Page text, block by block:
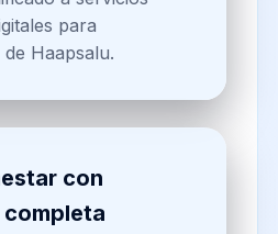
entrenados
para soportar